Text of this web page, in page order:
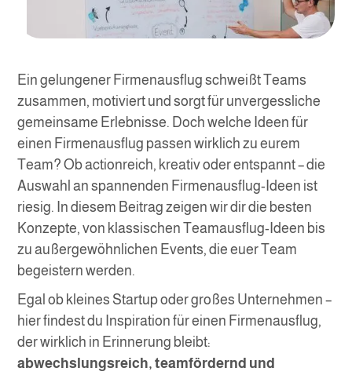
Ein gelungener Firmenausflug schweißt Teams
zusammen, motiviert und sorgt für unvergessliche
gemeinsame Erlebnisse. Doch welche Ideen für
einen Firmenausflug passen wirklich zu eurem
Team? Ob actionreich, kreativ oder entspannt – die
Auswahl an spannenden Firmenausflug-Ideen ist
riesig. In diesem Beitrag zeigen wir dir die besten
Konzepte, von klassischen Teamausflug-Ideen bis
zu außergewöhnlichen Events, die euer Team
begeistern werden.
Egal ob kleines Startup oder großes Unternehmen –
hier findest du Inspiration für einen Firmenausflug,
der wirklich in Erinnerung bleibt:
abwechslungsreich, teamfördernd und